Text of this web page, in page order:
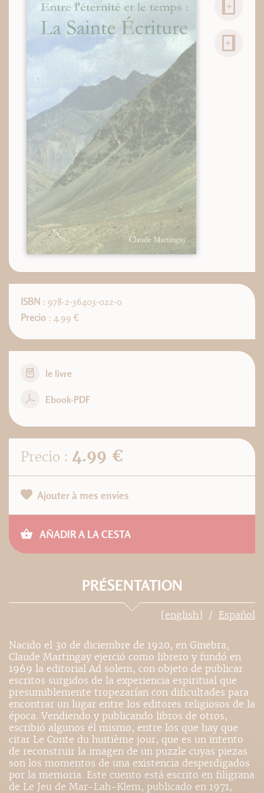
ISBN : 978-2-36403-022-0
Precio : 4.99 €
le livre
Ebook-PDF
Precio : 4.99 €
Ajouter à mes envies
AÑADIR A LA CESTA
PRÉSENTATION
[english] Español
Nacido el 30 de diciembre de 1920, en Ginebra,
Claude Martingay ejerció como librero y fundó en
1969 la editorial Ad solem, con objeto de publicar
escritos surgidos de la experiencia espiritual que
presumiblemente tropezarían con dificultades para
encontrar un lugar entre los editores religiosos de la
época. Vendiendo y publicando libros de otros,
escribió algunos él mismo, entre los que hay que
citar Le Conte du huitième jour, que es un intento
de reconstruir la imagen de un puzzle cuyas piezas
son los momentos de una existencia desperdigados
por la memoria. Este cuento está escrito en filigrana
de Le Jeu de Mar-Lah-Klem, publicado en 1971,